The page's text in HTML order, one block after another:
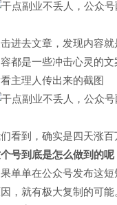
击进去文章，发现内容就
都是一些冲击心灵的文
主理人传出来的截图
看到，确实是四天涨
号到底是怎么做到的呢
单单在公众号发布这
，就有极大复制的可能